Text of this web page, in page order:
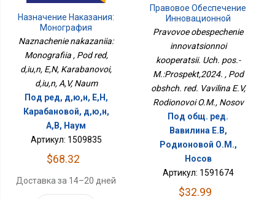
Назначение Наказания:
Монография
Naznachenie nakazaniia:
Monografiia , Pod red,
d,iu,n, E,N, Karabanovoi,
d,iu,n, A,V, Naum
Под ред, д,ю,н, Е,Н,
Карабановой, д,ю,н,
А,В, Наум
Артикул: 1509835
$68.32
Доставка за 14–20 дней
Правовое Обеспечение
Инновационной
Кооперации. Уч. Пос.-
М.:Проспект,2024.
Pravovoe obespechenie
innovatsionnoi
kooperatsii. Uch. pos.-
M.:Prospekt,2024. , Pod
obshch. red. Vavilina E.V,
Rodionovoi O.M., Nosov
Под общ. ред.
Вавилина Е.В,
Родионовой О.М.,
Носов
Артикул: 1591674
$32.99